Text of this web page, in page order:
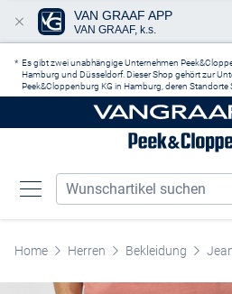
Es gibt zwei unabhängige Unternehmen
Hamburg und Düsseldorf. Dieser Shop gehört zur
Peek&Cloppenburg KG in Hamburg, deren Standorte
Home Herren Bekleidung
VAN GRAAF APP
VAN GRAAF, k.s.